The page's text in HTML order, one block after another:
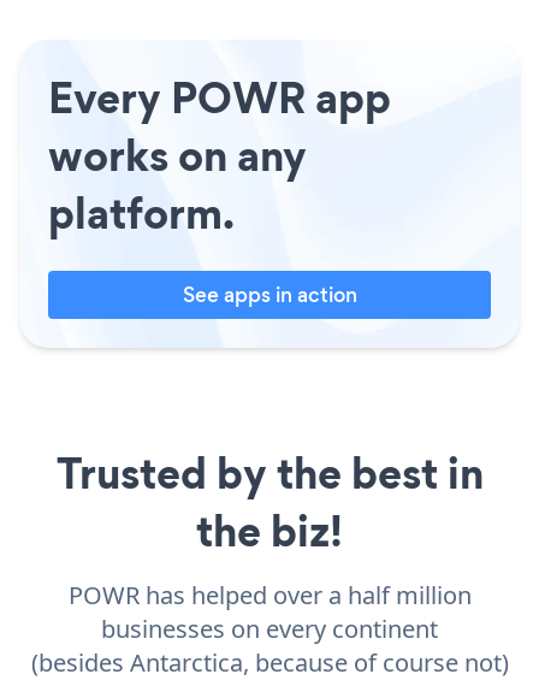
Every POWR app
works on any
platform.
See apps in action
Trusted by the best in
the biz!
POWR has helped over a half million
businesses on every continent
(besides Antarctica, because of course not)